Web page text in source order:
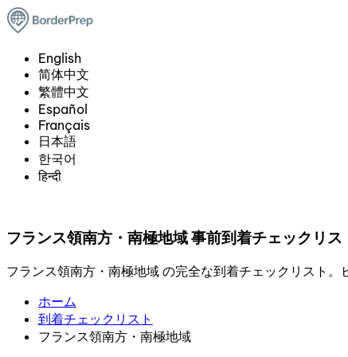
English
简体中文
繁體中文
Español
Français
日本語
한국어
हिन्दी
フランス領南方・南極地域 事前到着チェックリス
フランス領南方・南極地域 の完全な到着チェックリスト
ホーム
到着チェックリスト
フランス領南方・南極地域